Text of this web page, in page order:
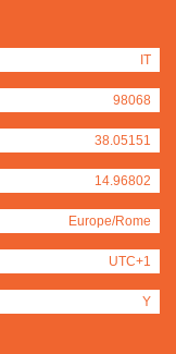
IT
98068
38.05151
14.96802
Europe/Rome
UTC+1
Y